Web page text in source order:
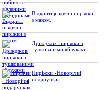
Відкриті різдвяні пиріжки
з маком.
Дріжджові пиріжки з
тушкованими яблуками
Пиріжки «Новорічні
подарунки»